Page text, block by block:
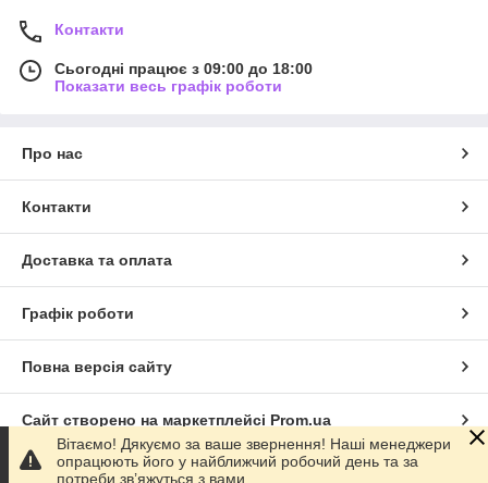
Контакти
Сьогодні працює з 09:00 до 18:00
Показати весь графік роботи
Про нас
Контакти
Доставка та оплата
Графік роботи
Повна версія сайту
Сайт створено на маркетплейсі Prom.ua
Політика конфіденційності
Вітаємо! Дякуємо за ваше звернення! Наші менеджери
опрацюють його у найближчий робочий день та за
потреби зв’яжуться з вами.